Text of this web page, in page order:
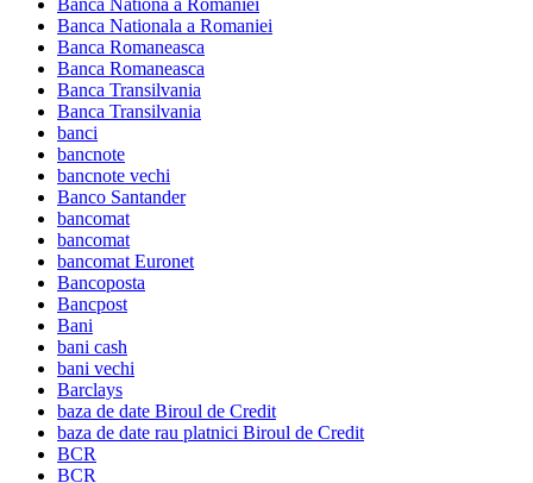
Banca Nationa a Romaniei
Banca Nationala a Romaniei
Banca Romaneasca
Banca Romaneasca
Banca Transilvania
Banca Transilvania
banci
bancnote
bancnote vechi
Banco Santander
bancomat
bancomat
bancomat Euronet
Bancoposta
Bancpost
Bani
bani cash
bani vechi
Barclays
baza de date Biroul de Credit
baza de date rau platnici Biroul de Credit
BCR
BCR